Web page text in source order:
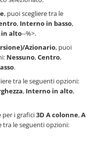
, puoi scegliere tra le
, Interno in basso,
in alto--%>.
Azionario, puoi
Nessuno,Centro,
.
tra le seguenti opzioni:
, Interno in alto,
per i grafici3D A colonne,A
tra le seguenti opzioni: